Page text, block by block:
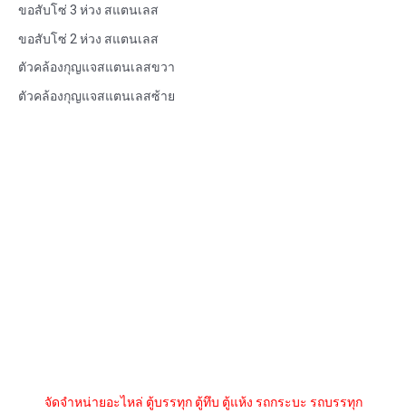
ขอสับโซ่ 3 ห่วง สแตนเลส
ขอสับโซ่ 2 ห่วง สแตนเลส
ตัวคล้องกุญแจสแตนเลสขวา
ตัวคล้องกุญแจสแตนเลสซ้าย
จัดจำหน่ายอะไหล่ ตู้บรรทุก ตู้ทึบ ตู้แห้ง รถกระบะ รถบรรทุก